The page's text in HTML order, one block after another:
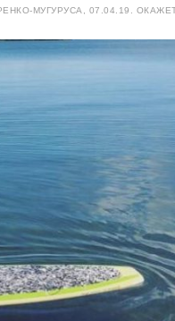
МУГУРУСА, 07.04.19.